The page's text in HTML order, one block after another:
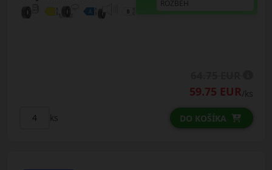
ROZBEH
59.75 EUR/ks
ks DO KOŠÍKA